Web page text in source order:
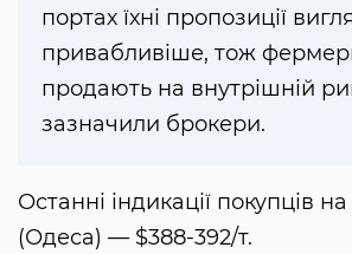
портах їхні пропозиції
привабливіше, тож
продають на внутрішній
зазначили брокери.
Останні індикації покупців
(Одеса) — $388-392/т.